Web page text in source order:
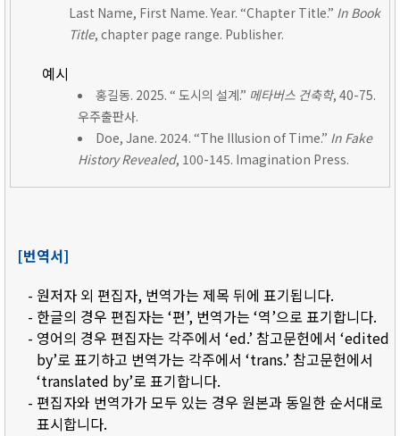
Last Name, First Name. Year. “Chapter Title.” In Book
Title, chapter page range. Publisher.
예시
홍길동. 2025. “ 도시의 설계.” 메타버스 건축학, 40-75.
우주출판사.
Doe, Jane. 2024. “The Illusion of Time.” In Fake
History Revealed, 100-145. Imagination Press.
[번역서]
- 원저자 외 편집자, 번역가는 제목 뒤에 표기됩니다.
- 한글의 경우 편집자는 ‘편’, 번역가는 ‘역’으로 표기합니다.
- 영어의 경우 편집자는 각주에서 ‘ed.’ 참고문헌에서 ‘edited
by’로 표기하고 번역가는 각주에서 ‘trans.’ 참고문헌에서
‘translated by’로 표기합니다.
- 편집자와 번역가가 모두 있는 경우 원본과 동일한 순서대로
표시합니다.